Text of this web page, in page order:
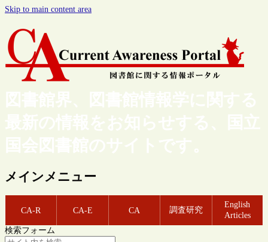
Skip to main content area
図書館界、図書館情報学に関する
最新の情報をお知らせする、国立
国会図書館のサイトです。
メインメニュー
CA-R CA-E CA 調査研究
English
Articles
検索フォーム